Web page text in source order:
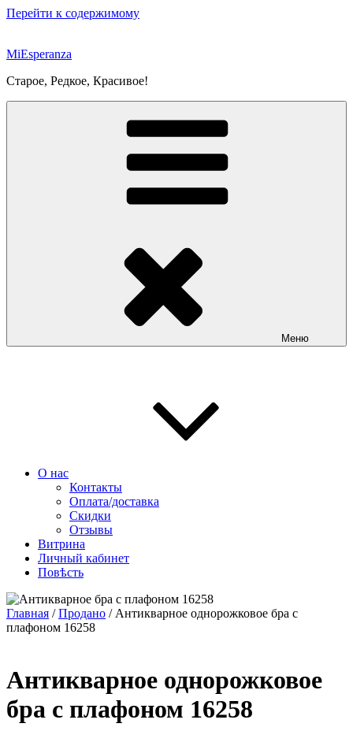
Перейти к содержимому
MiEsperanza
Старое, Редкое, Красивое!
Меню
О нас
Контакты
Оплата/доставка
Скидки
Отзывы
Витрина
Личный кабинет
Повѣсть
Главная /Продано / Антикварное однорожковое бра с
плафоном 16258
Антикварное однорожковое
бра с плафоном 16258